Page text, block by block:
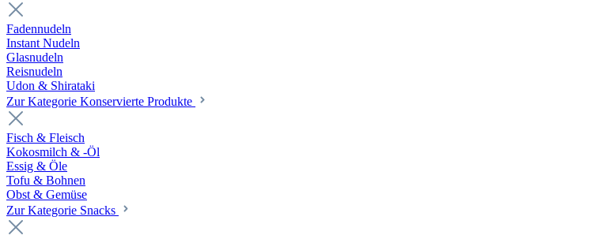
Fadennudeln
Instant Nudeln
Glasnudeln
Reisnudeln
Udon & Shirataki
Zur Kategorie Konservierte Produkte
Fisch & Fleisch
Kokosmilch & -Öl
Essig & Öle
Tofu & Bohnen
Obst & Gemüse
Zur Kategorie Snacks